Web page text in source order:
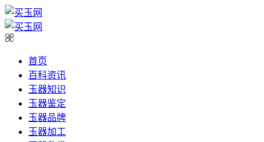
首页
百科资讯
玉器知识
玉器鉴定
玉器品牌
玉器加工